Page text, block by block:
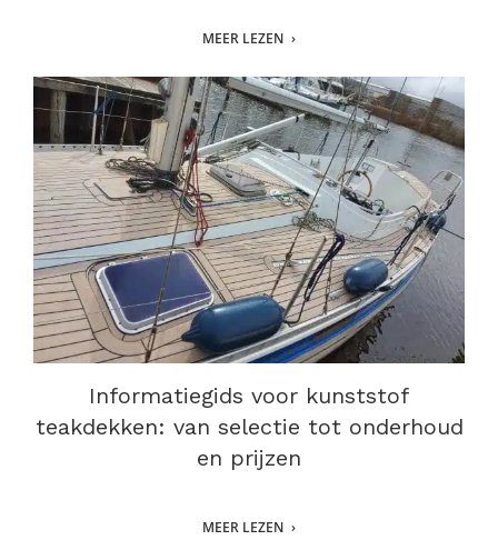
MEER LEZEN
Informatiegids voor kunststof
teakdekken: van selectie tot onderhoud
en prijzen
MEER LEZEN